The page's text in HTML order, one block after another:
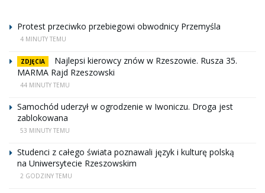
Protest przeciwko przebiegowi obwodnicy Przemyśla
4 MINUTY TEMU
ZDJĘCIA
Najlepsi kierowcy znów w Rzeszowie. Rusza 35.
MARMA Rajd Rzeszowski
44 MINUTY TEMU
Samochód uderzył w ogrodzenie w Iwoniczu. Droga jest
zablokowana
53 MINUTY TEMU
Studenci z całego świata poznawali język i kulturę polską
na Uniwersytecie Rzeszowskim
2 GODZINY TEMU